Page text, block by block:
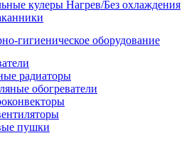
кулеры Нагрев/Без охлаждения
гигиеническое оборудование
радиаторы
обогреватели
пушки